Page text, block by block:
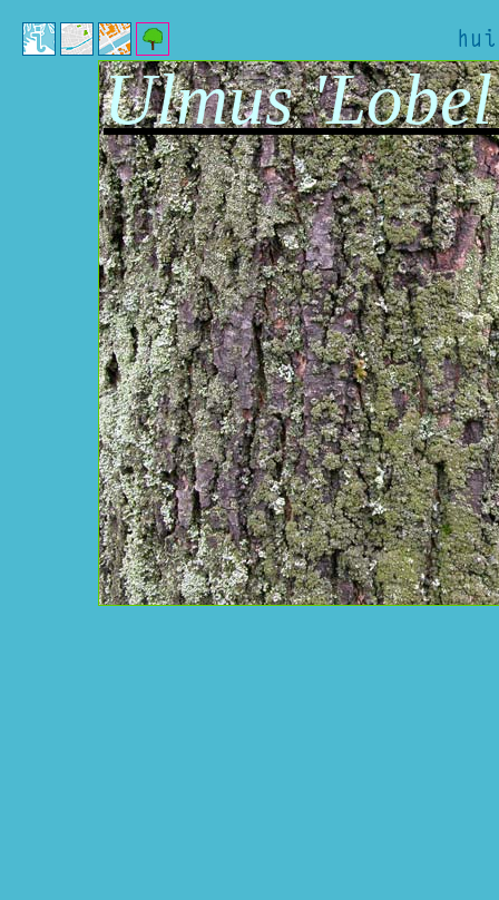
Ulmus